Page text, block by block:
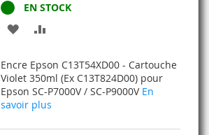
EN STOCK
AJOUTER
MA
LISTE
D’ENVIE
COMPARATEUR
Encre Epson C13T54XD00 - Cartouche
Violet 350ml (Ex C13T824D00) pour
Epson SC-P7000V / SC-P9000V En
savoir plus